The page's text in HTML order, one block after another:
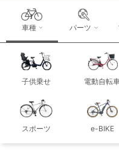
車種
子供乗せ 電動自転
スポーツ e-BIKE
パーツ